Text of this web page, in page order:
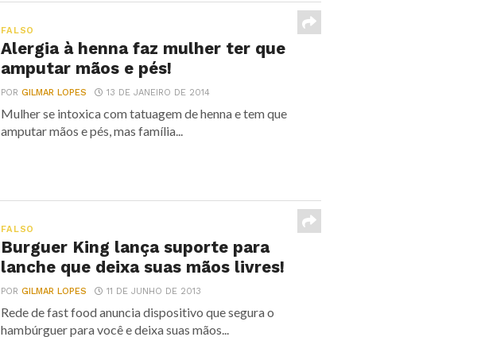
FALSO
Alergia à henna faz mulher ter que
amputar mãos e pés!
PORGILMAR LOPES 13 DE JANEIRO DE 2014
Mulher se intoxica com tatuagem de henna e tem que
amputar mãos e pés, mas família...
FALSO
Burguer King lança suporte para
lanche que deixa suas mãos livres!
PORGILMAR LOPES 11 DE JUNHO DE 2013
Rede de fast food anuncia dispositivo que segura o
hambúrguer para você e deixa suas mãos...